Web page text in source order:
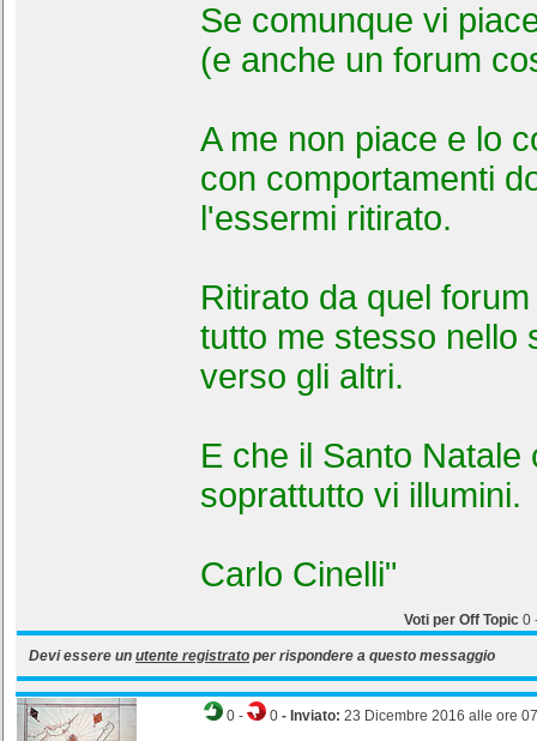
Se comunque vi
(e anche un forum
A me non piace e lo
con comportamenti
l'essermi ritirato.
Ritirato da quel
tutto me stesso nello
verso gli altri.
E che il Santo Natale
soprattutto vi illumini.
Carlo Cinelli"
Voti per Off Topic 0
Devi essere un utente registrato per rispondere a questo messaggio
0 - 0 - Inviato: 23 Dicembre 2016 alle ore